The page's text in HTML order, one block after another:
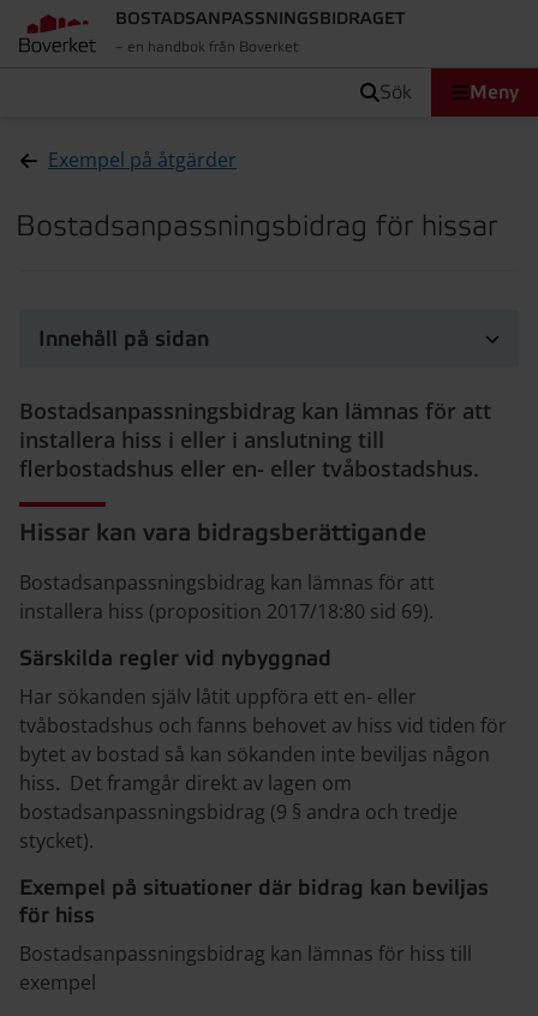
BOSTADSANPASSNINGS­BIDRAGET
– en handbok från Boverket
sök Meny
Exempel på åtgärder
Bostadsanpassningsbidrag för hissar
Innehåll på sidan
Bostadsanpassningsbidrag kan lämnas för att
installera hiss i eller i anslutning till
flerbostadshus eller en- eller tvåbostadshus.
Hissar kan vara bidragsberättigande
Bostadsanpassningsbidrag kan lämnas för att
installera hiss (proposition 2017/18:80 sid 69).
Särskilda regler vid nybyggnad
Har sökanden själv låtit uppföra ett en- eller
tvåbostadshus och fanns behovet av hiss vid tiden för
bytet av bostad så kan sökanden inte beviljas någon
hiss. Det framgår direkt av lagen om
bostadsanpassningsbidrag (9 § andra och tredje
stycket).
Exempel på situationer där bidrag kan beviljas
för hiss
Bostadsanpassningsbidrag kan lämnas för hiss till
exempel